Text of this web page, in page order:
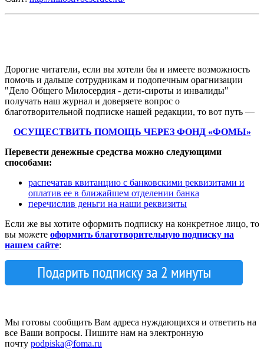
Дорогие читатели, если вы хотели бы и имеете возможность
помочь и дальше сотрудникам и подопечным орагнизации
"Дело Общего Милосердия - дети-сироты и инвалиды"
получать наш журнал и доверяете вопрос о
благотворительной подписке нашей редакции, то вот путь —
ОСУЩЕСТВИТЬ ПОМОЩЬ ЧЕРЕЗ ФОНД «ФОМЫ»
Перевести денежные средства можно следующими
способами:
распечатав квитанцию с банковскими реквизитами и
оплатив ее в ближайшем отделении банка
перечислив деньги на наши реквизиты
Если же вы хотите оформить подписку на конкретное лицо, то
вы можете оформить благотворительную подписку на
нашем сайте:
Мы готовы сообщить Вам адреса нуждающихся и ответить на
все Ваши вопросы. Пишите нам на электронную
почту podpiska@foma.ru